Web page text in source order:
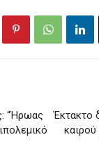
“Ήρωας
Έκτακτο